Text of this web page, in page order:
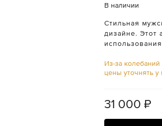
В наличии
Стильная
дизайне. Этот
Из-за
цены уточнять
31 000 ₽